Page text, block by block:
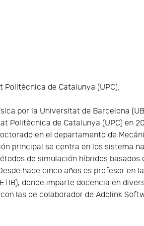
Politècnica de Catalunya (UPC).
por la Universitat de Barcelona
Politècnica de Catalunya (UPC) en
en el departamento de
principal se centra en los sistema
de simulación híbridos basados
hace cinco años es profesor en
donde imparte docencia en
las de colaborador de Addlink